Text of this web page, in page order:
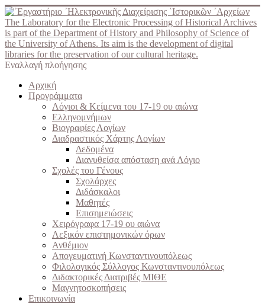
The Laboratory for the Electronic Processing of Historical Archives
is part of the Department of History and Philosophy of Science of
the University of Athens. Its aim is the development of digital
libraries for the preservation of our cultural heritage.
Εναλλαγή πλοήγησης
Αρχική
Προγράμματα
Λόγιοι & Κείμενα του 17-19 ου αιώνα
Ελληνομνήμων
Βιογραφίες Λογίων
Διαδραστικός Χάρτης Λογίων
Δεδομένα
Διανυθείσα απόσταση ανά Λόγιο
Σχολές του Γένους
Σχολάρχες
Διδάσκαλοι
Μαθητές
Επισημειώσεις
Χειρόγραφα 17-19 ου αιώνα
Λεξικόν επιστημονικών όρων
Ανθέμιον
Απογευματινή Κωνσταντινουπόλεως
Φιλολογικός Σύλλογος Κωνσταντινουπόλεως
Διδακτορικές Διατριβές ΜΙΘΕ
Μαγνητοσκοπήσεις
Επικοινωνία